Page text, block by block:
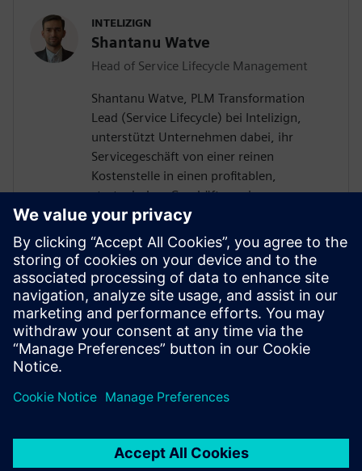
INTELIZIGN
Shantanu Watve
Head of Service Lifecycle Management
Shantanu Watve, PLM Transformation
Lead (Service Lifecycle) bei Intelizign,
unterstützt Unternehmen dabei, ihr
Servicegeschäft von einer reinen
Kostenstelle in einen profitablen,
strategischen Geschäftszweig zu
entwickeln. Durch die Auflösung von
Datensilos und die nahtlose Einbindung
des Servicebereichs in den digitalen
Thread ermöglicht er erstklassige digitale
Serviceprozesse – und steigert damit die
operative Leistungsfähigkeit, die
Kundenzufriedenheit sowie die langfristige
Nachhaltigkeit der Service-Transformation.